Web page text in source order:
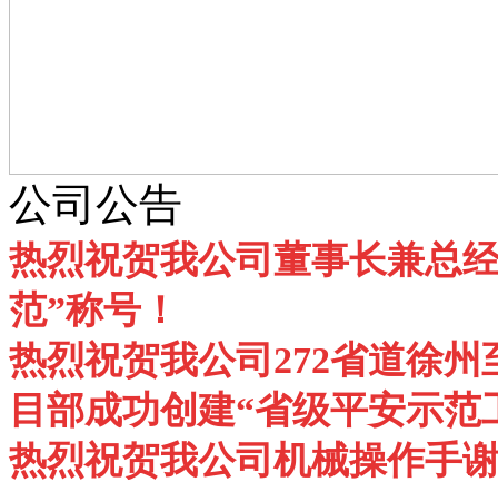
公司公告
热烈祝贺我公司董事长兼总
范”称号！
热烈祝贺我公司272省道徐
目部成功创建“省级平安示范
热烈祝贺我公司机械操作手